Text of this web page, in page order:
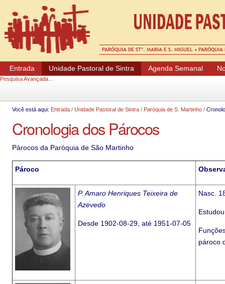
Ferramentas Pessoais
Entrada Unidade Pastoral de Sintra Agenda Semanal
Pesquisa Avançada…
Você está aqui: Entrada / Unidade Pastoral de Sintra / Paróquia de S. Martinho /
Cronologia dos Párocos
Párocos da Paróquia de São Martinho
Pároco
P. Amaro Henriques Teixeira de
Azevedo
Desde 1902-08-29, até 1951-07-05
Nasc.
pároco